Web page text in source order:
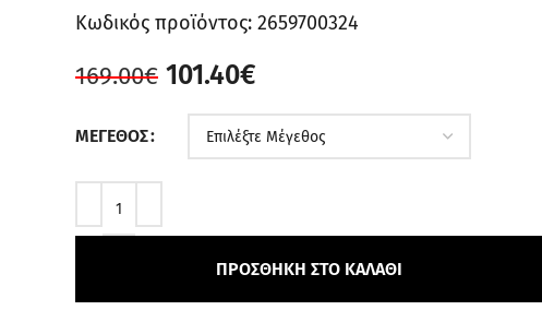
Κωδικός προϊόντος: 2659700324
169.00€ 101.40€
ΜΈΓΕΘΟΣ
ΠΡΟΣΘΉΚΗ ΣΤΟ ΚΑΛΆΘΙ